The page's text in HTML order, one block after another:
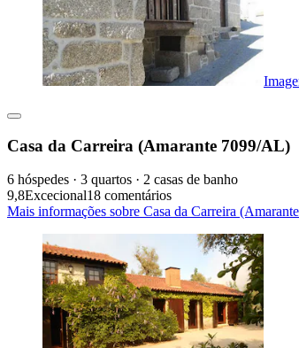
Casa da Carreira (Amarante 7099/AL)
6 hóspedes · 3 quartos · 2 casas de banho
9,8Excecional18 comentários
Mais informações sobre Casa da Carreira